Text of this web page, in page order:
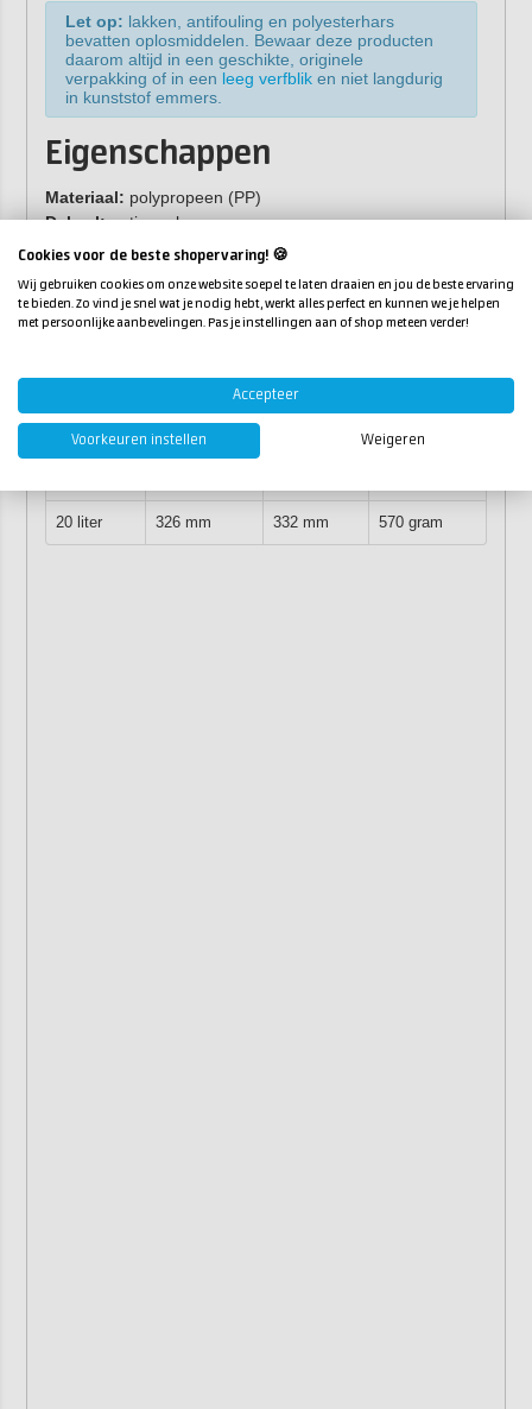
Let op: lakken, antifouling en polyesterhars
bevatten oplosmiddelen. Bewaar deze producten
daarom altijd in een geschikte, originele
verpakking of in een leeg verfbliken niet langdurig
in kunststof emmers.
Eigenschappen
Materiaal: polypropeen (PP)
Deksel:optioneel
Maten en afmetingen:
Inhoud Diameter Diepte Gewicht
157 mm
5 liter 227 mm 145 gram
20 liter 326 mm 332 mm 570 gram
Cookies voor de beste shopervaring! 🍪
Wij gebruiken cookies om onze website soepel te laten draaien en jou de beste ervaring
te bieden. Zo vind je snel wat je nodig hebt, werkt alles perfect en kunnen we je helpen
met persoonlijke aanbevelingen. Pas je instellingen aan of shop meteen verder!
Accepteer
Voorkeuren instellen Weigeren